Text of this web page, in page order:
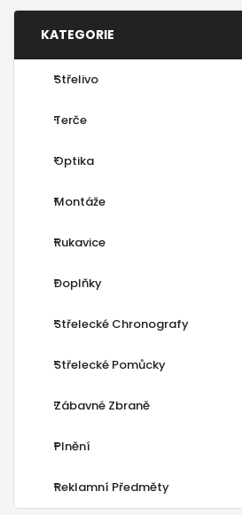
KATEGORIE
Střelivo
Terče
Optika
Montáže
Rukavice
Doplňky
Střelecké Chronografy
Střelecké Pomůcky
Zábavné Zbraně
Plnění
Reklamní Předměty